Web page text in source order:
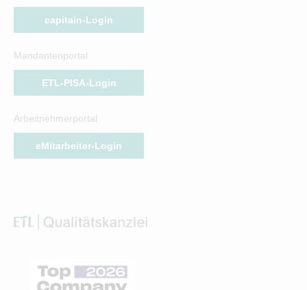
capitain-Login
Mandantenportal
ETL-PISA-Login
Arbeitnehmerportal
eMitarbeiter-Login